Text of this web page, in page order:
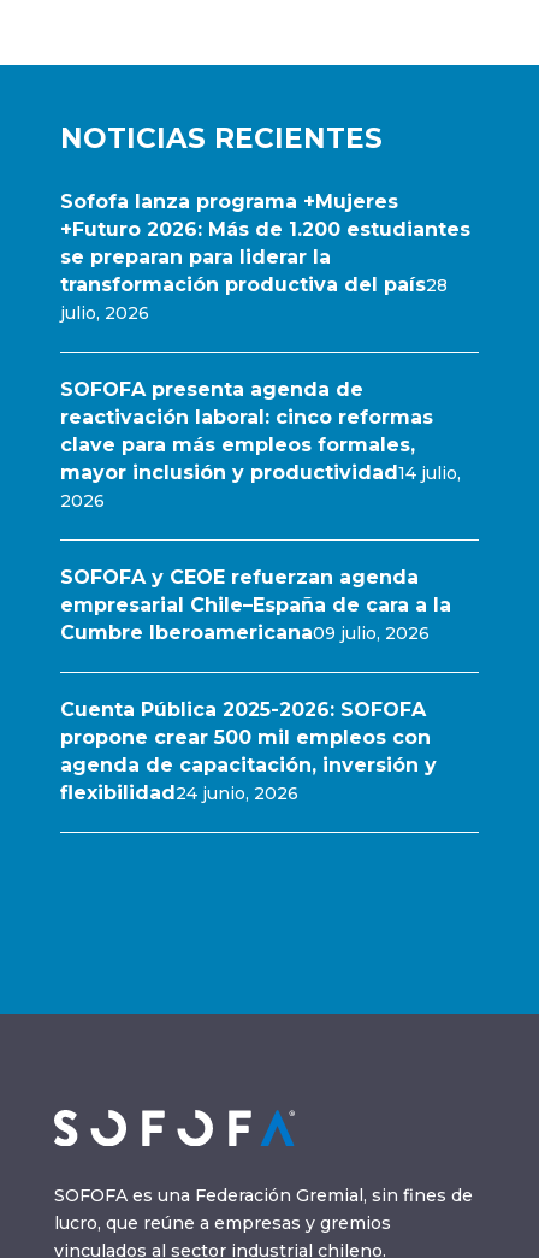
NOTICIAS RECIENTES
Sofofa lanza programa +Mujeres
+Futuro 2026: Más de 1.200 estudiantes
se preparan para liderar la
transformación productiva del país28
julio, 2026
SOFOFA presenta agenda de
reactivación laboral: cinco reformas
clave para más empleos formales,
mayor inclusión y productividad14 julio,
2026
SOFOFA y CEOE refuerzan agenda
empresarial Chile–España de cara a la
Cumbre Iberoamericana09 julio, 2026
Cuenta Pública 2025-2026: SOFOFA
propone crear 500 mil empleos con
agenda de capacitación, inversión y
flexibilidad24 junio, 2026
SOFOFA es una Federación Gremial, sin fines de
lucro, que reúne a empresas y gremios
vinculados al sector industrial chileno.